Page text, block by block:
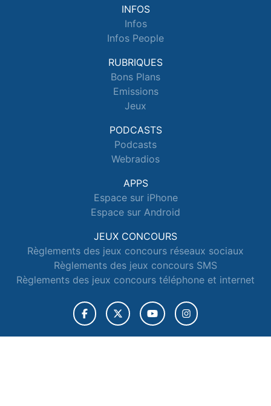
INFOS
Infos
Infos People
RUBRIQUES
Bons Plans
Emissions
Jeux
PODCASTS
Podcasts
Webradios
APPS
Espace sur iPhone
Espace sur Android
JEUX CONCOURS
Règlements des jeux concours réseaux sociaux
Règlements des jeux concours SMS
Règlements des jeux concours téléphone et internet